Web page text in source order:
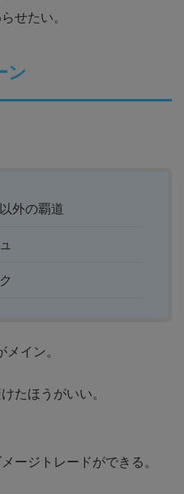
せたい。
ン
外の覇道
イン。
たほうがいい。
ージトレードができる。